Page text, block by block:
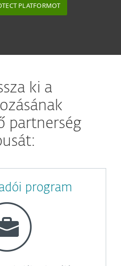
PLATFORMOT
ki a
partnerség
program